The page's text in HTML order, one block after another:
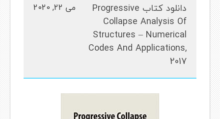
دانلود کتاب Progressive
Collapse Analysis Of
Structures – Numerical
Codes And Applications,
2017
می 22, 2020